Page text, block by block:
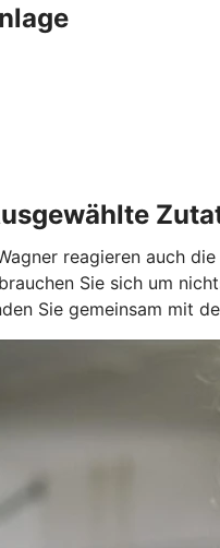
reagieren auch
Sie sich um
Sie gemeinsam mit